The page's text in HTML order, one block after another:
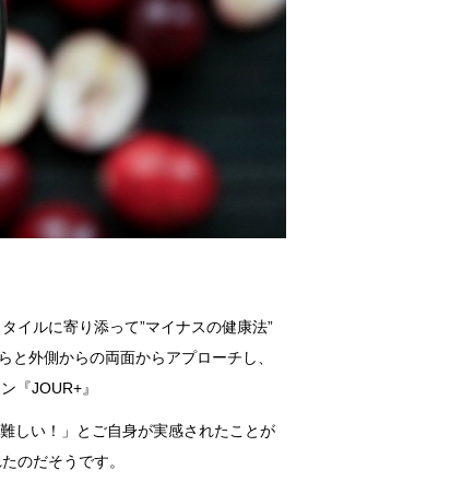
イルに寄り添って”マイナスの健康法”
外側からの両面からアプローチし、
『JOUR+』
しい！」とご自身が実感されたことが
のだそうです。